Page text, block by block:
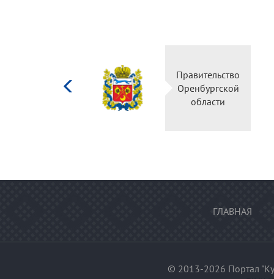
Министерство
культуры
Российской
федерации
ГЛАВНАЯ
© 2013-2026 Портал